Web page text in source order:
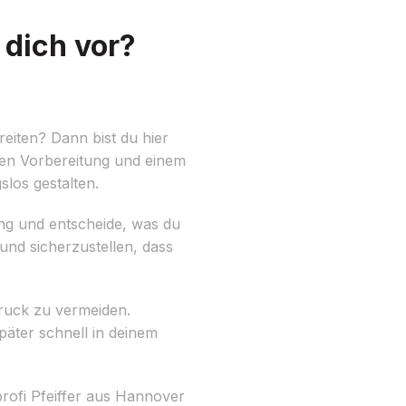
vor?
Dann bist du hier
Vorbereitung und einem
gestalten.
und entscheide, was du
sicherzustellen, dass
zu vermeiden.
schnell in deinem
Pfeiffer aus Hannover